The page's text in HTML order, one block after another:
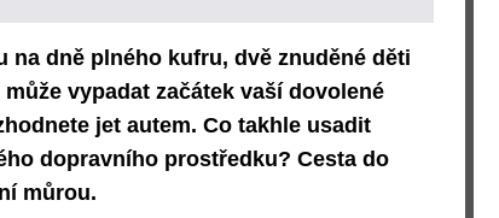
na dně plného kufru, dvě znuděné děti
vypadat začátek vaší dovolené
jet autem. Co takhle usadit
dopravního prostředku? Cesta do
můrou.